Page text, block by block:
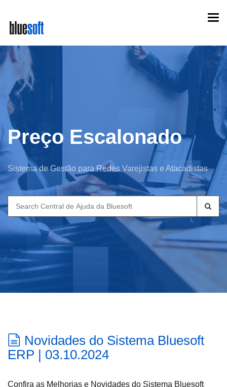
main
content
Preço Escalonado
Sistema de Gestão para Redes Varejistas e Atacadistas
Search
for:
Novidades do Sistema Bluesoft
ERP | 03.10.2024
Confira as Melhorias e Novidades do Sistema Bluesoft